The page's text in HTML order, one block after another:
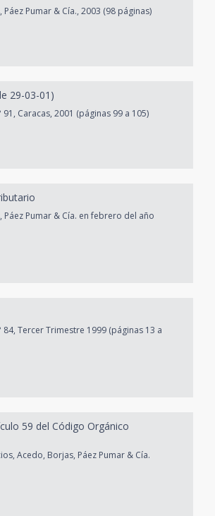
Pumar & Cía., 2003 (98 páginas)
29-03-01)
Caracas, 2001 (páginas 99 a 105)
Pumar & Cía. en febrero del año
Tercer Trimestre 1999 (páginas 13 a
59 del Código Orgánico
Acedo, Borjas, Páez Pumar & Cía.